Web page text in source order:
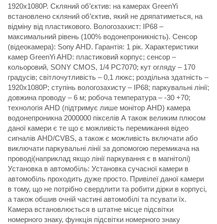
1920x1080P. Скляний об’єктив: на камерах GreenYi
встановлено скляний об’єктив, який не дряпатиметься, на
відміну від пластикового. Вологозахист: IP68 –
максимальний рівень (100% водонепроникність). Сенсор
(відеокамера): Sony AHD. Гарантія: 1 рік. Характеристики
камер GreenYi AHD: пластиковий корпус; сенсор –
кольоровий, SONY CMOS, 1/4 PC7070; кут огляду – 170
градусів; світлочутливість – 0,1 люкс; роздільна здатність –
1920x1080P; ступінь вологозахисту – IP68; паркувальні лінії;
довжина проводу – 6 м; робоча температура – -30 +70;
технологія AHD (підтримує лише монітор AHD) камера
водонепроникна 2000000 пікселів А також великим плюсом
даної камери є те що є можливість перемикання відео
сигналів AHD/CVBS, а також є можливість включати або
виключати паркувальні лінії за допомогою перемикача на
проводі(наприклад якщо лінії паркування є в магнітолі)
Установка в автомобіль: Установка сучасної камери в
автомобіль проходить дуже просто. Привілеї даної камери
в тому, що не потрібно свердлити та робити дірки в корпусі,
а також обшив очній частині автомобілі та псувати їх.
Камера встановлюється в штатне місце підсвітки
номерного знаку, функція підсвітки номерного знаку